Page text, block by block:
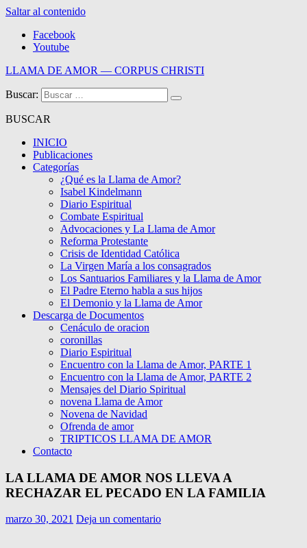
Saltar al contenido
Facebook
Youtube
LLAMA DE AMOR — CORPUS CHRISTI
Blog de la Llama de Amor
Buscar:
BUSCAR
INICIO
Publicaciones
Categorías
¿Qué es la Llama de Amor?
Isabel Kindelmann
Diario Espiritual
Combate Espiritual
Advocaciones y La Llama de Amor
Reforma Protestante
Crisis de Identidad Católica
La Virgen María a los consagrados
Los Santuarios Familiares y la Llama de Amor
El Padre Eterno habla a sus hijos
El Demonio y la Llama de Amor
Descarga de Documentos
Cenáculo de oracion
coronillas
Diario Espiritual
Encuentro con la Llama de Amor, PARTE 1
Encuentro con la Llama de Amor, PARTE 2
Mensajes del Diario Spiritual
novena Llama de Amor
Novena de Navidad
Ofrenda de amor
TRIPTICOS LLAMA DE AMOR
Contacto
LA LLAMA DE AMOR NOS LLEVA A
RECHAZAR EL PECADO EN LA FAMILIA
marzo 30, 2021 Deja un comentario